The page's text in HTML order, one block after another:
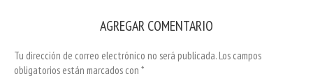
AGREGAR COMENTARIO
Tu dirección de correo electrónico no será publicada. Los campos
obligatorios están marcados con *